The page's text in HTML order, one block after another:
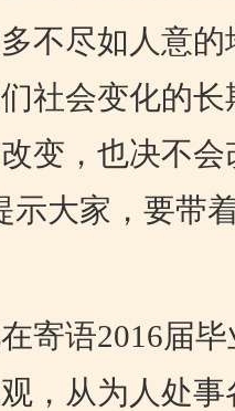
不尽如人意
社会变化的
变，也决不
示大家，要带
语2016届毕
，从为人处